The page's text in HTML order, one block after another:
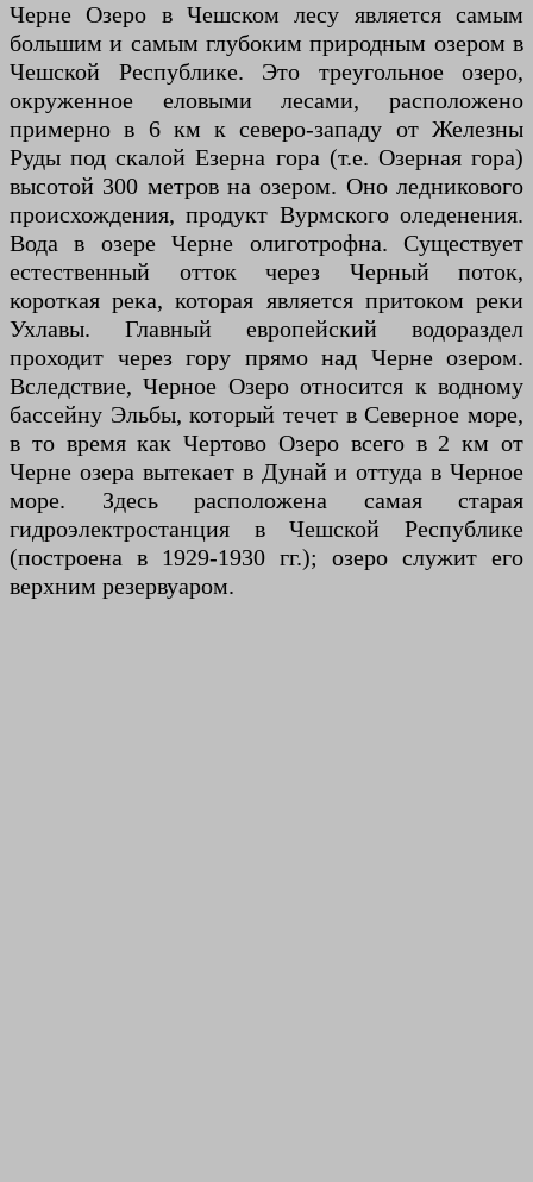
Черне Озеро в Чешском лесу является самым
большим и самым глубоким природным озером в
Чешской Республике. Это треугольное озеро,
окруженное еловыми лесами, расположено
примерно в 6 км к северо-западу от Железны
Руды под скалой Езерна гора (т.е. Озерная гора)
высотой 300 метров на озером. Оно ледникового
происхождения, продукт Вурмского оледенения.
Вода в озере Черне олиготрофна. Существует
естественный отток через Черный поток,
короткая река, которая является притоком реки
Ухлавы. Главный европейский водораздел
проходит через гору прямо над Черне озером.
Вследствие, Черное Озеро относится к водному
бассейну Эльбы, который течет в Северное море,
в то время как Чертово Озеро всего в 2 км от
Черне озера вытекает в Дунай и оттуда в Черное
море. Здесь расположена самая старая
гидроэлектростанция в Чешской Республике
(построена в 1929-1930 гг.); озеро служит его
верхним резервуаром.